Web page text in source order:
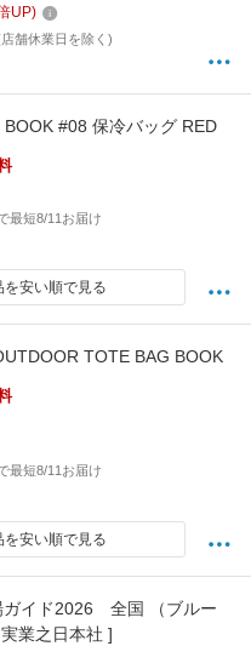
UP)
舗休業日を除く)
#08 保冷バッグ RED
最短8/11お届け
を安い順で見る
TOTE BAG BOOK
最短8/11お届け
を安い順で見る
ガイド2026 全国 （ブルー
業之日本社 ]